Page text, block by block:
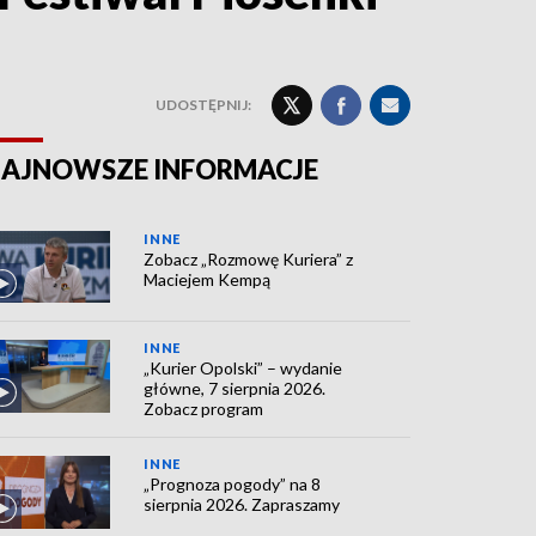
UDOSTĘPNIJ:
INFORMACJE
INNE
Zobacz „Rozmowę Kuriera” z
Maciejem Kempą
INNE
„Kurier Opolski” – wydanie
główne, 7 sierpnia 2026.
Zobacz program
INNE
„Prognoza pogody” na 8
sierpnia 2026. Zapraszamy